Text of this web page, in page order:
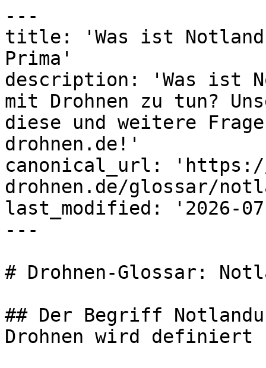
---
title: 'Was ist
Prima'
description: 'Was ist
mit Drohnen zu tun?
diese und weitere
drohnen.de!'
canonical_url: 'https://
drohnen.de/glossar/
last_modified: '2026-
---
# Drohnen-Glossar:
## Der Begriff
Drohnen wird definiert